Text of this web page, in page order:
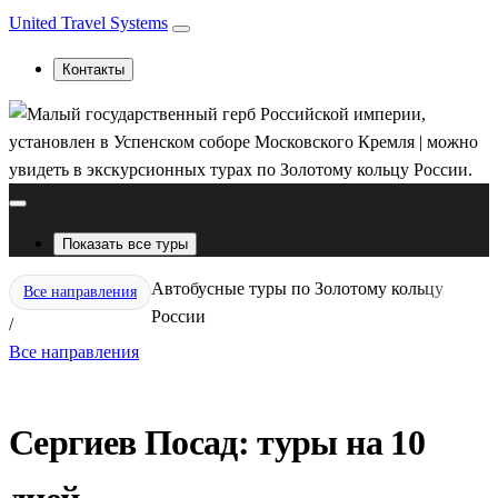
United Travel Systems
Контакты
Показать все туры
Все направления
/
Автобусные туры по Золотому кольцу
России
Все направления
Сергиев Посад: туры на 10